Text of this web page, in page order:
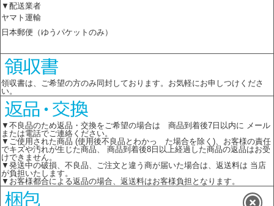
▼配送業者
ヤマト運輸
日本郵便（ゆうパケットのみ）
領収書は、ご希望の方のみ同封しております。お気軽にお申しつけくださ
い。
▼不良品のため返品・交換をご希望の場合は 商品到着後7日以内に メール
または電話でご連絡ください。
▼ご使用された商品 (使用後不良品とわかっ た場合を除く)、お客様の責任
でキズや汚れが生じた商品、 商品到着後8日以上経過した商品の返品はお受
けできません。
▼発送中の破損、不良品、ご注文と違う商が届いた場合は、返送料は 当店
が負担いたします。
▼お客様都合による返品の場合、返送料はお客様負担となります。